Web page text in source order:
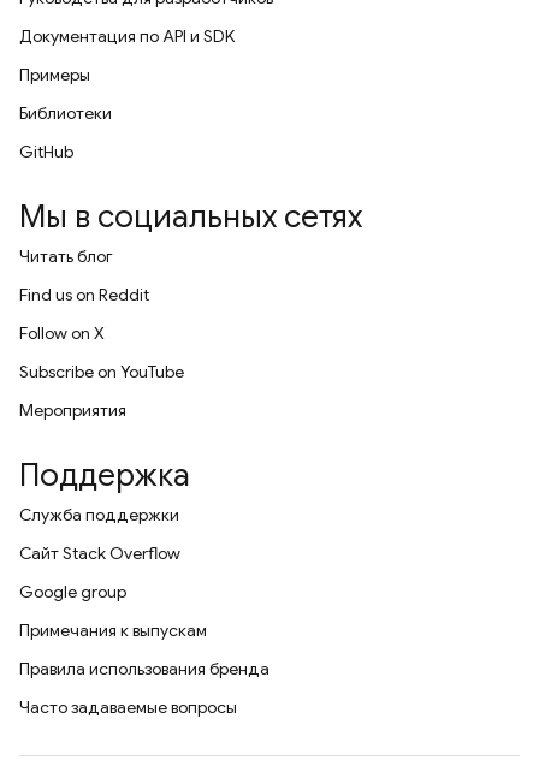
Документация по API и SDK
Примеры
Библиотеки
GitHub
Мы в социальных сетях
Читать блог
Find us on Reddit
Follow on X
Subscribe on YouTube
Мероприятия
Поддержка
Служба поддержки
Сайт Stack Overflow
Google group
Примечания к выпускам
Правила использования бренда
Часто задаваемые вопросы